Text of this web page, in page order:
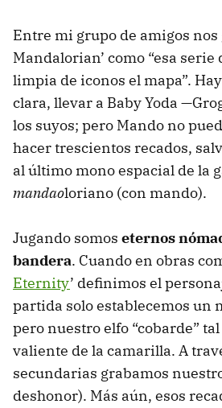
Entre mi grupo de amigos nos
Mandalorian’ como “esa serie
limpia de iconos el mapa”.
clara, llevar a Baby Yoda
los suyos; pero Mando no
hacer trescientos recados,
al último mono espacial de la
mandaoloriano (con mando).
Jugando somos eternos
bandera. Cuando en obras
Eternity’ definimos el
partida solo establecemos un
pero nuestro elfo “cobarde”
valiente de la camarilla. A
secundarias grabamos
deshonor). Más aún, esos